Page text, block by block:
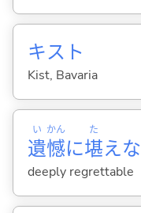
キスト
Kist, Bavaria
遺
い
憾
かん
に堪
た
えな
deeply regrettable